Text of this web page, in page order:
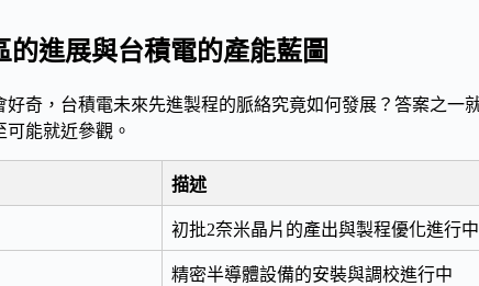
進展與台積電的產能藍圖
奇，台積電未來先進製程的脈絡究竟如何發展？答案之一
能就近參觀。
描述
初批2奈米晶片的產出與製程優化進行中
精密半導體設備的安裝與調校進行中